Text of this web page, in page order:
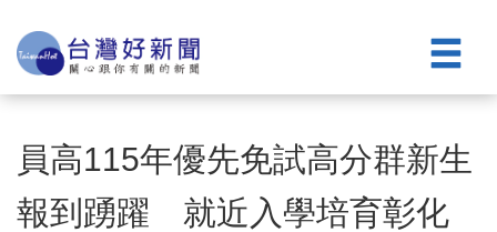
員高115年優先免試高分群新生
報到踴躍 就近入學培育彰化